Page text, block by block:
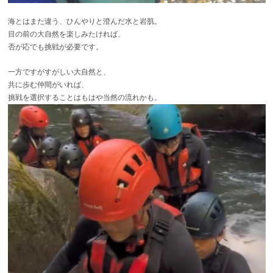
海とはまた違う、ひんやりと澄んだ水と岩肌。
目の前の大自然を楽しみたければ、
否が応でも挑戦が必要です。
一方ですがすがしい大自然と、
共に歩む仲間がいれば、
挑戦を選択することはもはや当然の流れかも。